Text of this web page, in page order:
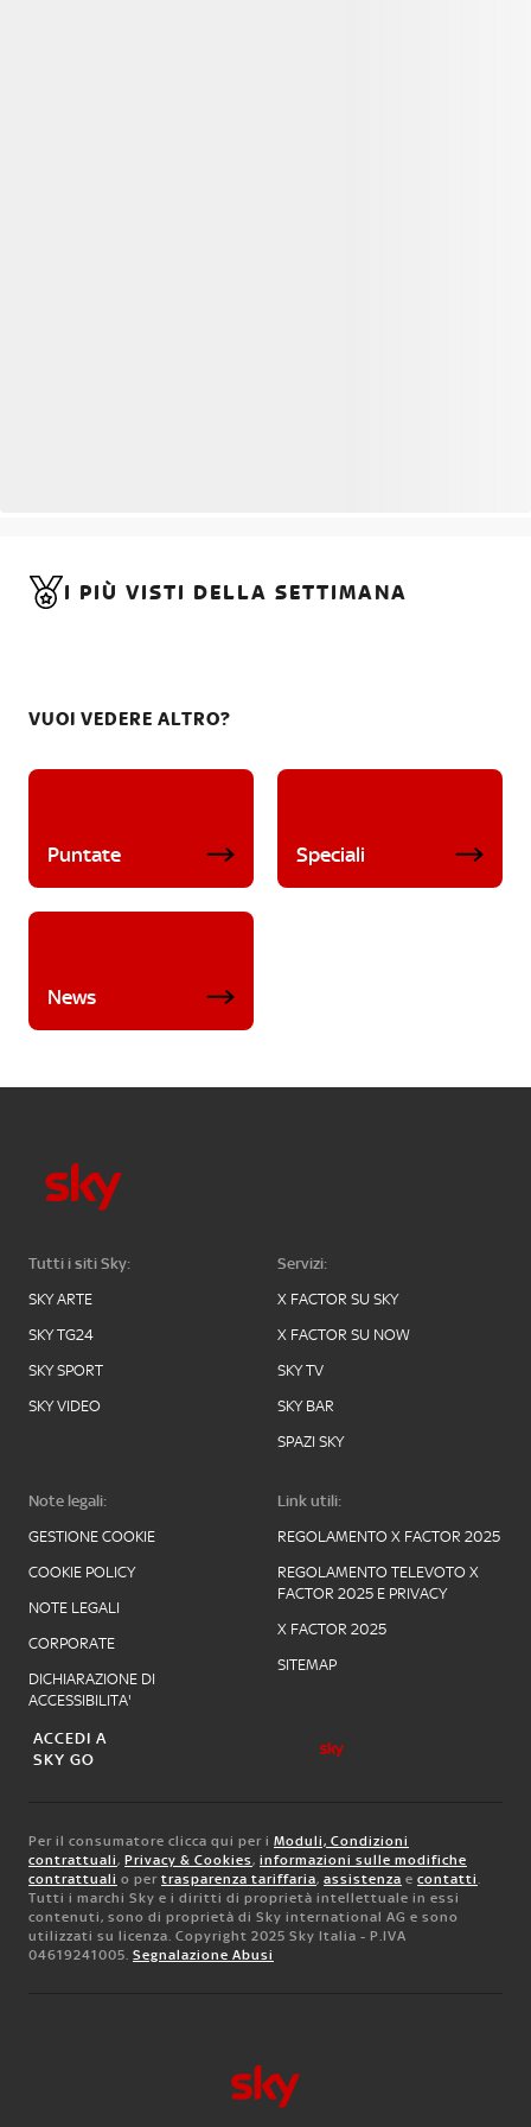
I PIÙ VISTI DELLA SETTIMANA
VUOI VEDERE ALTRO?
Puntate Speciali
News
Tutti i siti Sky:
SKY ARTE
SKY TG24
SKY SPORT
SKY VIDEO
Servizi:
X FACTOR SU SKY
X FACTOR SU NOW
SKY TV
SKY BAR
SPAZI SKY
Note legali:
GESTIONE COOKIE
COOKIE POLICY
NOTE LEGALI
CORPORATE
DICHIARAZIONE DI
ACCESSIBILITA'
Link utili:
REGOLAMENTO X FACTOR 2025
REGOLAMENTO TELEVOTO X
FACTOR 2025 E PRIVACY
X FACTOR 2025
SITEMAP
ACCEDI A
SKY GO
Per il consumatore clicca qui per i Moduli, Condizioni
contrattuali, Privacy & Cookies, informazioni sulle modifiche
contrattuali o per trasparenza tariffaria, assistenza e contatti.
Tutti i marchi Sky e i diritti di proprietà intellettuale in essi
contenuti, sono di proprietà di Sky international AG e sono
utilizzati su licenza. Copyright 2025 Sky Italia - P.IVA
04619241005. Segnalazione Abusi